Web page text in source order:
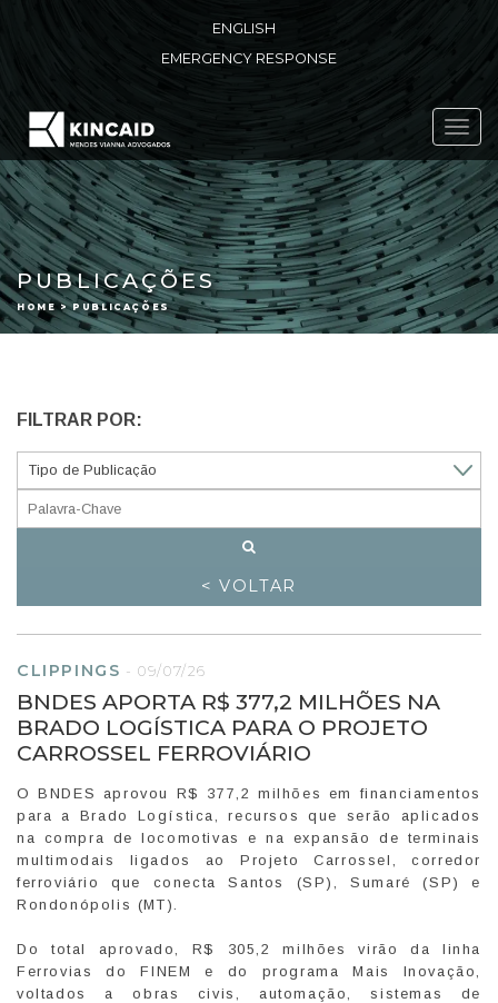
ENGLISH
EMERGENCY RESPONSE
PUBLICAÇÕES
HOME > PUBLICAÇÕES
FILTRAR POR:
< VOLTAR
CLIPPINGS -09/07/26
BNDES APORTA R$ 377,2 MILHÕES NA
BRADO LOGÍSTICA PARA O PROJETO
CARROSSEL FERROVIÁRIO
O BNDES aprovou R$ 377,2 milhões em financiamentos
para a Brado Logística, recursos que serão aplicados
na compra de locomotivas e na expansão de terminais
multimodais ligados ao Projeto Carrossel, corredor
ferroviário que conecta Santos (SP), Sumaré (SP) e
Rondonópolis (MT).
Do total aprovado, R$ 305,2 milhões virão da linha
Ferrovias do FINEM e do programa Mais Inovação,
voltados a obras civis, automação, sistemas de